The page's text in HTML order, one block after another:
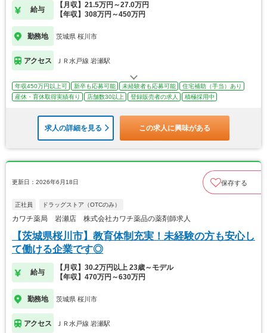
給与
【月収】21.5万円～27.0万円
【年収】308万円～450万円
勤務地 茨城県 桜川市
アクセス ＪＲ水戸線 岩瀬駅
年収450万円以上可 新卒も応募可能 未経験者も応募可能
住宅補助（手当）あり
産休・育休取得実績有り
店舗数30以上 登録販売者の求人 積極採用中
求人の詳細を見る この求人に興味がある
更新日：2026年6月18日 保存する
正社員 ドラッグストア（OTCのみ）
カワチ薬局 岩瀬店 株式会社カワチ薬品の薬剤師求人
【茨城県桜川市】教育体制充実！未経験の方も安心し
て働ける企業です◎
給与
【月収】30.2万円以上 23歳～モデル
【年収】470万円～630万円
勤務地 茨城県 桜川市
アクセス ＪＲ水戸線 岩瀬駅